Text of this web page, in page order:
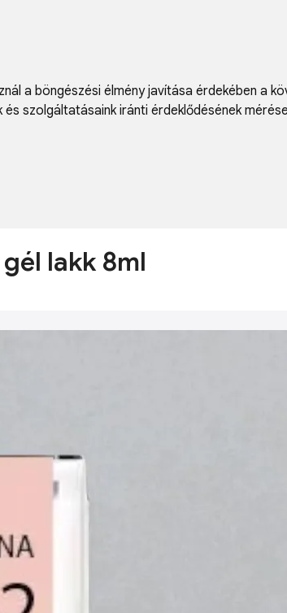
a böngészési élmény javítása érdekében a
és szolgáltatásaink iránti érdeklődésének
lakk 8ml